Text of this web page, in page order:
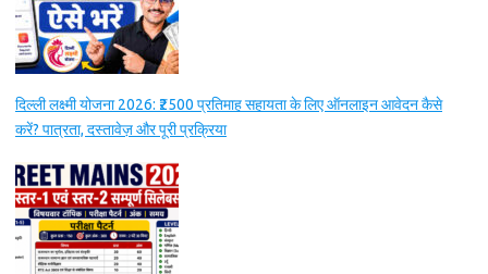
दिल्ली लक्ष्मी योजना 2026: ₹2500 प्रतिमाह सहायता के लिए ऑनलाइन आवेदन कैसे
करें? पात्रता, दस्तावेज़ और पूरी प्रक्रिया